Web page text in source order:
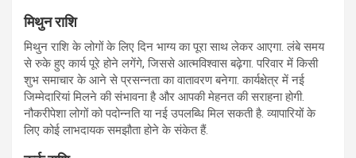
मिथुन राशि
मिथुन राशि के लोगों के लिए दिन भाग्य का पूरा साथ लेकर आएगा. लंबे समय
से रुके हुए कार्य पूरे होने लगेंगे, जिससे आत्मविश्वास बढ़ेगा. परिवार में किसी
शुभ समाचार के आने से प्रसन्नता का वातावरण बनेगा. कार्यक्षेत्र में नई
जिम्मेदारियां मिलने की संभावना है और आपकी मेहनत की सराहना होगी.
नौकरीपेशा लोगों को पदोन्नति या नई उपलब्धि मिल सकती है. व्यापारियों के
लिए कोई लाभदायक समझौता होने के संकेत हैं.